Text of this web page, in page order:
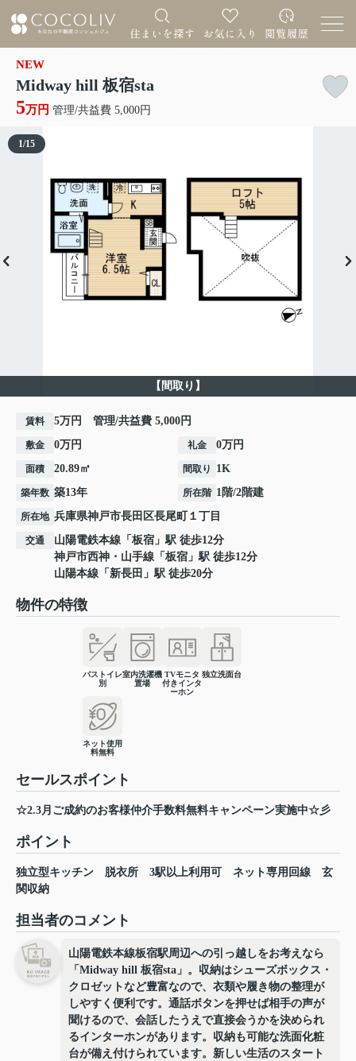
NEW
Midway hill 板宿sta
5万円 管理/共益費 5,000円
【間取り】
1/15
賃料 5万円 管理/共益費 5,000円
敷金 0万円 礼金 0万円
面積 20.89㎡ 間取り 1K
築年数 築13年 所在階 1階/2階建
所在地 兵庫県神戸市長田区長尾町 １丁目
交通 山陽電鉄本線 「 板宿 」駅 徒歩12分
神戸市西神・山手線 「 板宿 」駅 徒歩12分
山陽本線 「 新長田 」駅 徒歩20分
物件の特徴
バストイレ
別
室内洗濯機
置場
TVモニタ
付きインタ
ーホン
独立洗面台
ネット使用
料無料
セールスポイント
☆2.3月ご成約のお客様仲介手数料無料キャンペーン実施中☆彡
ポイント
独立型キッチン 脱衣所 3駅以上利用可 ネット専用回線
玄
関収納
担当者のコメント
山陽電鉄本線板宿駅周辺への引っ越しをお考えなら
「Midway hill 板宿sta」。収納はシューズボックス・
クロゼットなど豊富なので、衣類や履き物の整理が
しやすく便利です。通話ボタンを押せば相手の声が
聞けるので、会話したうえで直接会うかを決められ
るインターホンがあります。収納も可能な洗面化粧
台が備え付けられています。新しい生活のスタート